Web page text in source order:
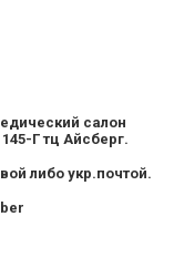
салон
Г тц Айсберг.
либо укр.почтой.